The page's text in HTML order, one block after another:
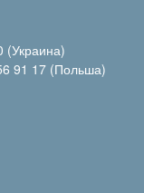
(Украина)
91 17 (Польша)